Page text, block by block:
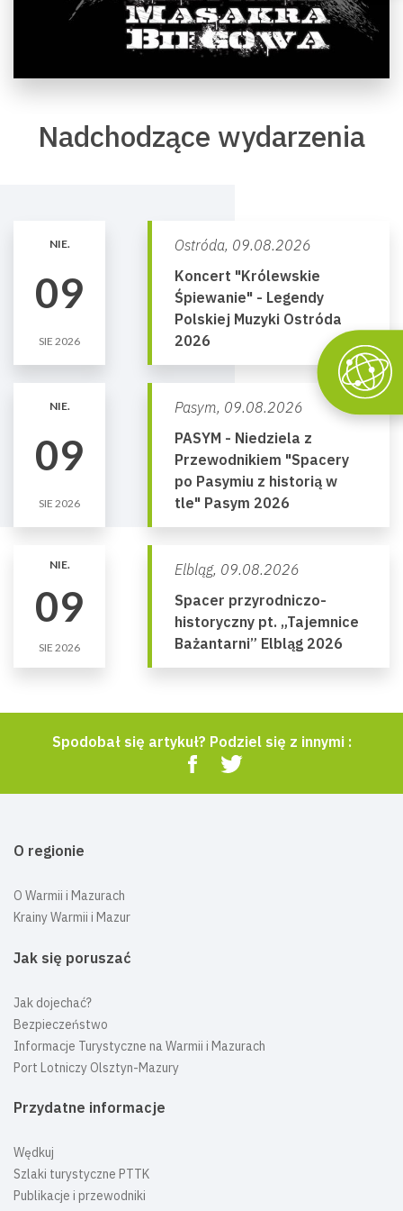
Nadchodzące wydarzenia
NIE.
09
SIE 2026
Ostróda, 09.08.2026
Koncert "Królewskie
Śpiewanie" - Legendy
Polskiej Muzyki Ostróda
2026
NIE.
09
SIE 2026
Pasym, 09.08.2026
PASYM - Niedziela z
Przewodnikiem "Spacery
po Pasymiu z historią w
tle" Pasym 2026
NIE.
09
SIE 2026
Elbląg, 09.08.2026
Spacer przyrodniczo-
historyczny pt. „Tajemnice
Bażantarni” Elbląg 2026
Spodobał się artykuł? Podziel się z innymi :
O regionie
O Warmii i Mazurach
Krainy Warmii i Mazur
Jak się poruszać
Jak dojechać?
Bezpieczeństwo
Informacje Turystyczne na Warmii i Mazurach
Port Lotniczy Olsztyn-Mazury
Przydatne informacje
Wędkuj
Szlaki turystyczne PTTK
Publikacje i przewodniki